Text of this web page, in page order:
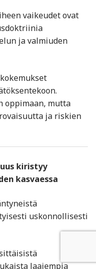
vaikeudet ovat
ja valmiuden
oppimaan, mutta
ja riskien
kiristyy
kasvaessa
uskonnollisesti
laajempia